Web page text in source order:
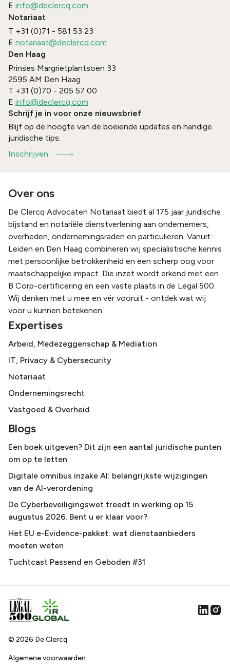
E info@declercq.com
Notariaat
T +31 (0)71 - 581 53 23
E notariaat@declercq.com
Den Haag
Prinses Margrietplantsoen 33
2595 AM Den Haag
T +31 (0)70 - 205 57 00
E info@declercq.com
Schrijf je in voor onze nieuwsbrief
Blijf op de hoogte van de boeiende updates en handige
juridische tips.
Inschrijven
Over ons
De Clercq Advocaten Notariaat biedt al 175 jaar juridische
bijstand en notariële dienstverlening aan ondernemers,
overheden, ondernemingsraden en particulieren. Vanuit
Leiden en Den Haag combineren wij specialistische kennis
met persoonlijke betrokkenheid en een scherp oog voor
maatschappelijke impact. Die inzet wordt erkend met een
B Corp-certificering en een vaste plaats in de Legal 500.
Wij denken met u mee en vér vooruit - ontdek wat wij
voor u kunnen betekenen.
Expertises
Arbeid, Medezeggenschap & Mediation
IT, Privacy & Cybersecurity
Notariaat
Ondernemingsrecht
Vastgoed & Overheid
Blogs
Een boek uitgeven? Dit zijn een aantal juridische punten
om op te letten
Digitale omnibus inzake AI: belangrijkste wijzigingen
van de AI-verordening
De Cyberbeveiligingswet treedt in werking op 15
augustus 2026. Bent u er klaar voor?
Het EU e-Evidence-pakket: wat dienstaanbieders
moeten weten
Tuchtcast Passend en Geboden #31
© 2026 De Clercq
Algemene voorwaarden